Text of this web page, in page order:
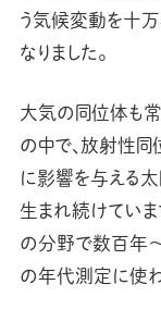
う気候変動を十
なりました。
大気の同位体も
の中で、放射性同
に影響を与える太
生まれ続けてい
の分野で数百年
の年代測定に使